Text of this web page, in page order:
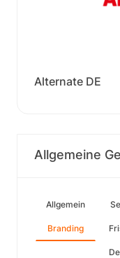
Alternate DE
Allgemeine
Allgemein
Branding